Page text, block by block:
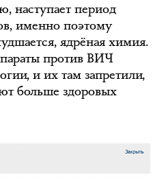
наступает период
именно поэтому
ядрёная химия.
против ВИЧ
и их там запретили,
больше здоровых